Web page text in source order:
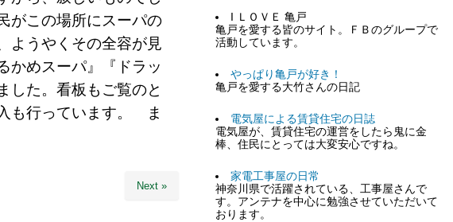
がこの場所にスーパの
ようやくその全容が見
かめスーパ』『ドラッ
した。看板もご覧のと
も行っています。 ま
Next »
I ＬＯＶＥ 亀戸
亀戸を愛する皆のサイト。ＦＢのグループで
活動しています。
やっぱり亀戸が好き！
亀戸を愛する大竹さんの日記
電気屋による賃貸住宅の日誌
電気屋が、賃貸住宅の運営をしたら鬼に金
棒、住民にとっては大変安心ですね。
家電工事屋の日常
神奈川県で活躍されている、工事屋さんで
す。アンテナを中心に勉強させていただいて
おります。